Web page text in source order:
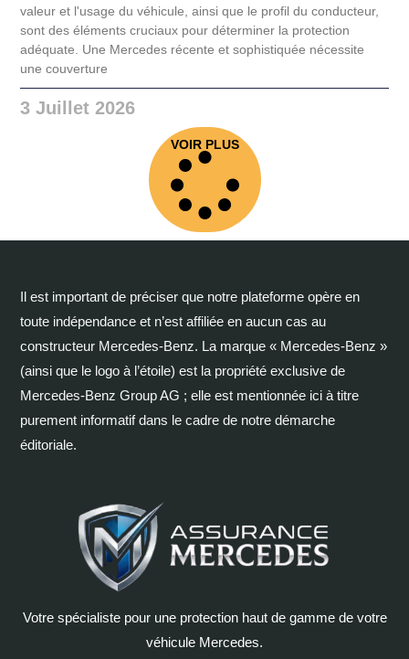
valeur et l'usage du véhicule, ainsi que le profil du conducteur,
sont des éléments cruciaux pour déterminer la protection
adéquate. Une Mercedes récente et sophistiquée nécessite
une couverture
3 Juillet 2026
VOIR PLUS
Il est important de préciser que notre plateforme opère en
toute indépendance et n’est affiliée en aucun cas au
constructeur Mercedes-Benz. La marque « Mercedes-Benz »
(ainsi que le logo à l’étoile) est la propriété exclusive de
Mercedes-Benz Group AG ; elle est mentionnée ici à titre
purement informatif dans le cadre de notre démarche
éditoriale.
Votre spécialiste pour une protection haut de gamme de votre
véhicule Mercedes.